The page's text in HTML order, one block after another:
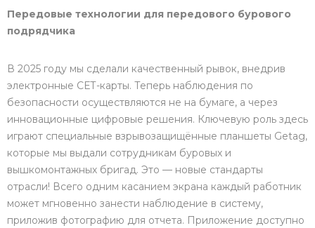
Передовые технологии для передового бурового
подрядчика
В 2025 году мы сделали качественный рывок, внедрив
электронные СЕТ-карты. Теперь наблюдения по
безопасности осуществляются не на бумаге, а через
инновационные цифровые решения. Ключевую роль здесь
играют специальные взрывозащищённые планшеты Getag,
которые мы выдали сотрудникам буровых и
вышкомонтажных бригад. Это — новые стандарты
отрасли! Всего одним касанием экрана каждый работник
может мгновенно занести наблюдение в систему,
приложив фотографию для отчета. Приложение доступно